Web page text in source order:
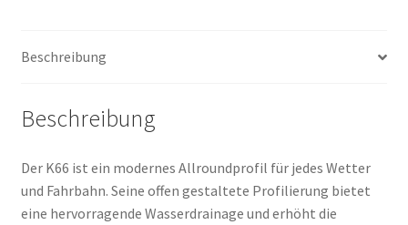
Beschreibung
Beschreibung
Der K66 ist ein modernes Allroundprofil für jedes Wetter
und Fahrbahn. Seine offen gestaltete Profilierung bietet
eine hervorragende Wasserdrainage und erhöht die